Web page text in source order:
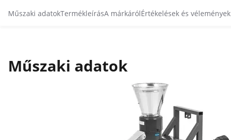
Műszaki adatokTermékleírásA márkárólÉrtékelések és vélemények
Műszaki adatok